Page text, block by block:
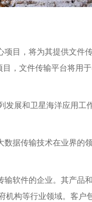
目，将为其提供文件
，文件传输平台将用
发展和卫星海洋应用工
据传输技术在业界的
软件的企业。其产品
机构等行业领域。客户